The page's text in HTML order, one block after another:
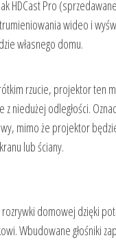
HDCast Pro
wideo i
własnego domu.
rzucie, projektor ten
niedużej odległości.
mimo że projektor
lub ściany.
domowej dzięki
Wbudowane głośniki